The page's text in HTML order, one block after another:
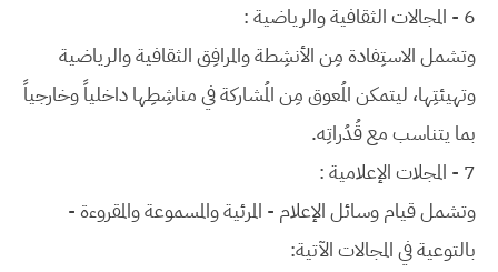
6 - المجالات الثقافية والرياضية :
وتشمل الاستِفادة مِن الأنشِطة والمرافِق الثقافية والرياضية
وتهيئتِها، ليتمكن المُعوق مِن المُشاركة في مناشِطِها داخلياً وخارجياً
بما يتناسب مع قُدُراتِه.
7 - المجلات الإعلامية :
وتشمل قيام وسائل الإعلام - المرئية والمسموعة والمقروءة -
بالتوعية في المجالات الآتية: